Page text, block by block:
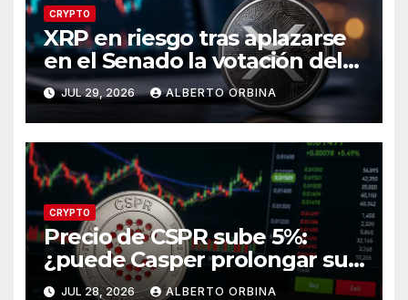
CRYPTO
XRP en riesgo tras aplazarse
en el Senado la votación del
CLARITY Act?
JUL 29, 2026 ALBERTO ORBINA
CRYPTO
Precio de CSPR sube 5%:
¿puede Casper prolongar su
recuperación?
JUL 28, 2026 ALBERTO ORBINA